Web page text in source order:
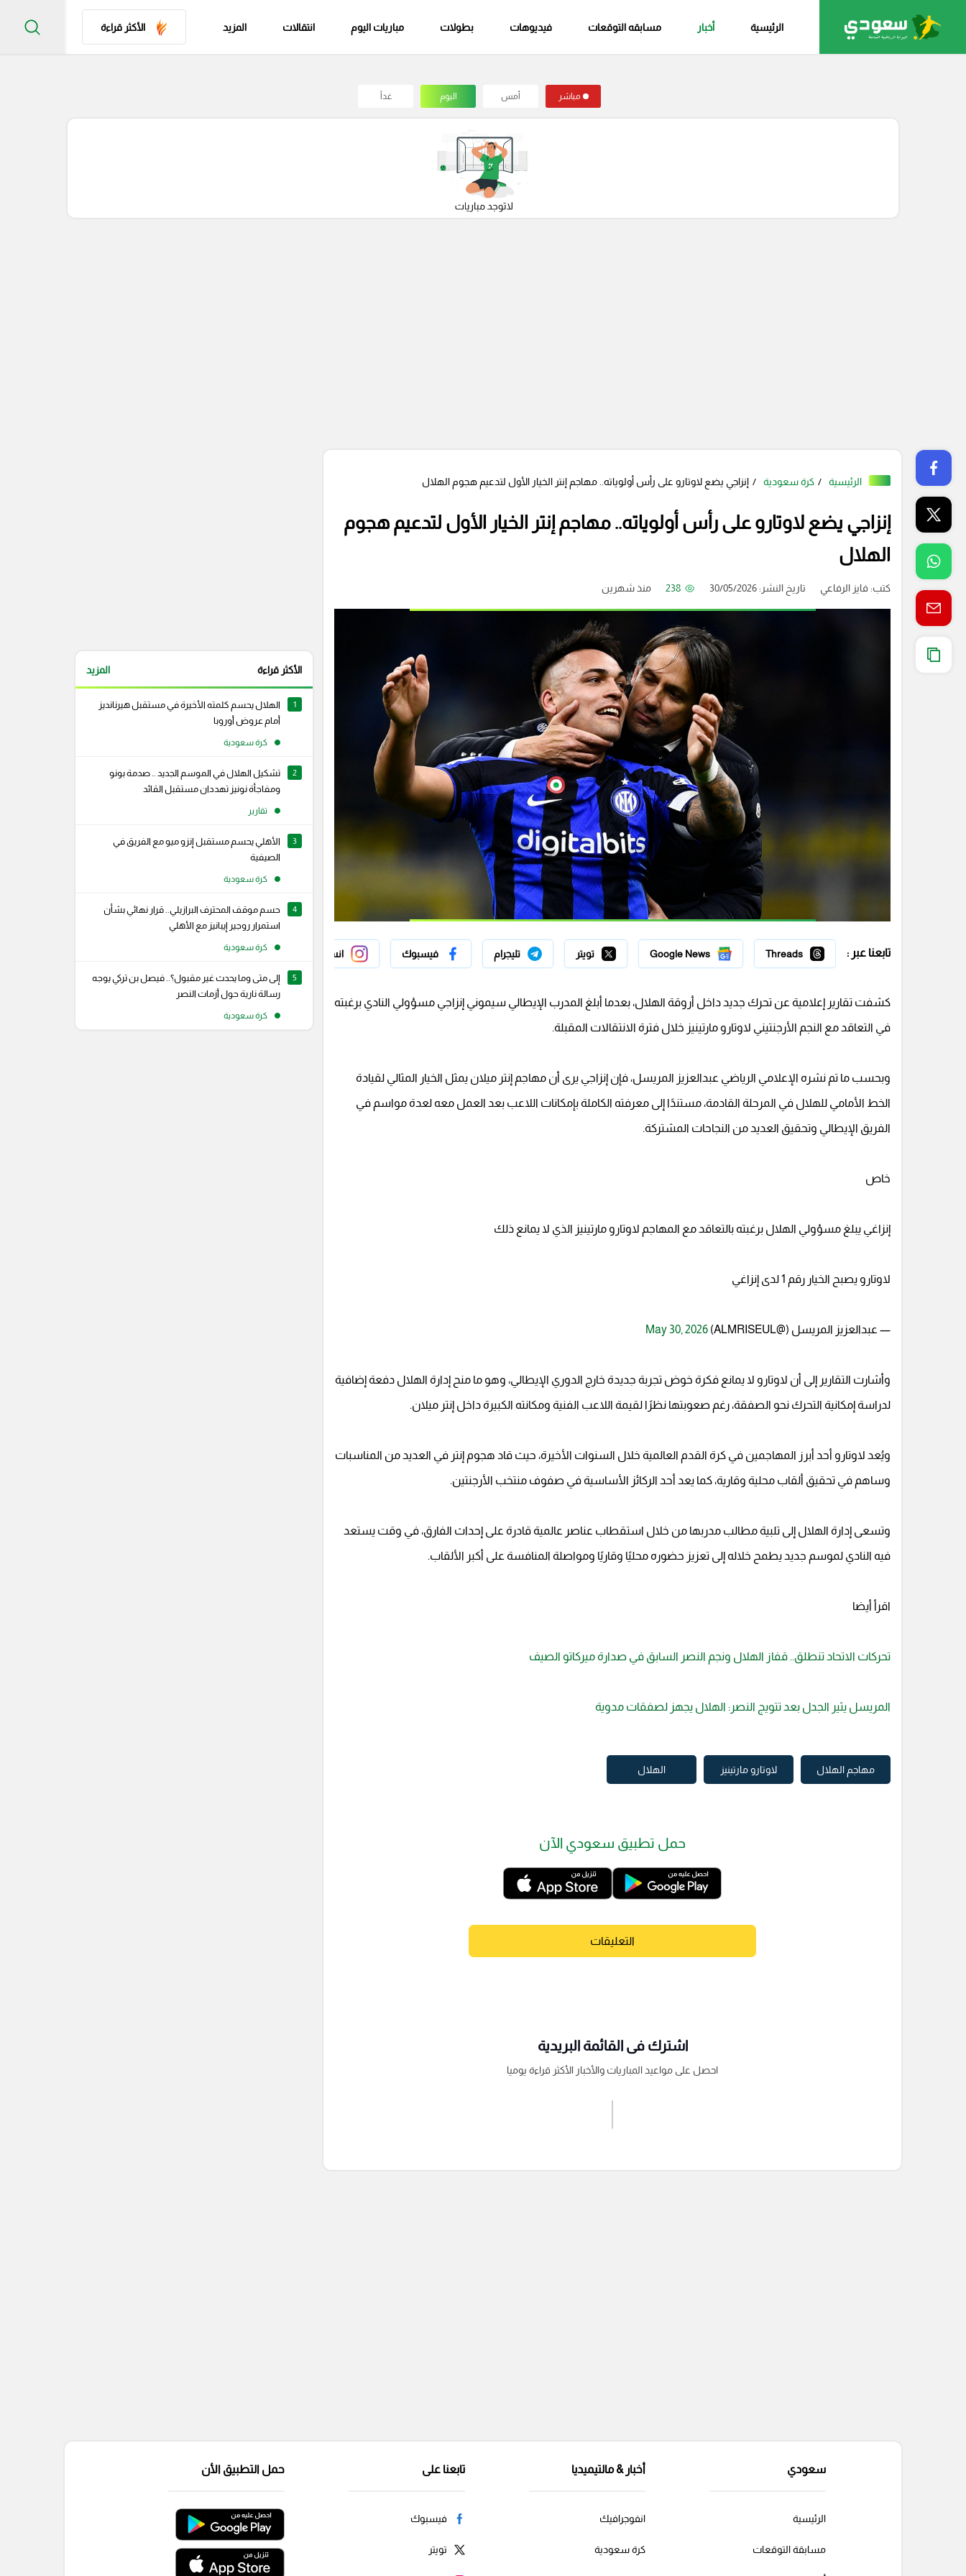
الرئيسية أخبار مسابقه التوقعات فيديوهات بطولات مباريات اليوم انتقالات المزيد الأكثر قراءة
مباشر أمس اليوم غداً
الرئيسية كرة سعودية إنزاجي يضع لاوتارو على رأس أولوياته.. مهاجم إنتر الخيار الأول لتدعيم هجوم الهلال
إنزاجي يضع لاوتارو على رأس أولوياته.. مهاجم إنتر الخيار الأول لتدعيم هجوم
الهلال
كتب: فايز الرفاعي تاريخ النشر: 30/05/2026 238 منذ شهرين
تابعنا عبر : Threads
Google News تويتر تليجرام فيسبوك انستجرام سناب شات
كشفت تقارير إعلامية عن تحرك جديد داخل أروقة الهلال، بعدما أبلغ المدرب الإيطالي سيموني إنزاجي مسؤولي النادي برغبته
في التعاقد مع النجم الأرجنتيني لاوتارو مارتينيز خلال فترة الانتقالات المقبلة.
وبحسب ما تم نشره الإعلامي الرياضي عبدالعزيز المريسل، فإن إنزاجي يرى أن مهاجم إنتر ميلان يمثل الخيار المثالي لقيادة
الخط الأمامي للهلال في المرحلة القادمة، مستندًا إلى معرفته الكاملة بإمكانات اللاعب بعد العمل معه لعدة مواسم في
الفريق الإيطالي وتحقيق العديد من النجاحات المشتركة.
خاص
إنزاغي يبلغ مسؤولي الهلال برغبته بالتعاقد مع المهاجم لاوتارو مارتينيز الذي لا يمانع ذلك
لاوتارو يصبح الخيار رقم 1 لدى إنزاغي
— عبدالعزيز المريسل (@ALMRISEUL) May 30, 2026
وأشارت التقارير إلى أن لاوتارو لا يمانع فكرة خوض تجربة جديدة خارج الدوري الإيطالي، وهو ما منح إدارة الهلال دفعة إضافية
لدراسة إمكانية التحرك نحو الصفقة، رغم صعوبتها نظرًا لقيمة اللاعب الفنية ومكانته الكبيرة داخل إنتر ميلان.
ويُعد لاوتارو أحد أبرز المهاجمين في كرة القدم العالمية خلال السنوات الأخيرة، حيث قاد هجوم إنتر في العديد من المناسبات
وساهم في تحقيق ألقاب محلية وقارية، كما يعد أحد الركائز الأساسية في صفوف منتخب الأرجنتين.
وتسعى إدارة الهلال إلى تلبية مطالب مدربها من خلال استقطاب عناصر عالمية قادرة على إحداث الفارق، في وقت يستعد
فيه النادي لموسم جديد يطمح خلاله إلى تعزيز حضوره محليًا وقاريًا ومواصلة المنافسة على أكبر الألقاب.
اقرأ أيضا
تحركات الاتحاد تنطلق.. قفاز الهلال ونجم النصر السابق في صدارة ميركاتو الصيف
المريسل يثير الجدل بعد تتويج النصر: الهلال يجهز لصفقات مدوية
مهاجم الهلال لاوتارو مارتينيز الهلال
حمل تطبيق سعودي الآن
التعليقات
اشترك فى القائمة البريدية
احصل على مواعيد المباريات والأخبار الأكثر قراءة يوميا
الأكثر قراءة المزيد
1
الهلال يحسم كلمته الأخيرة في مستقبل هيرنانديز
أمام عروض أوروبا
كرة سعودية
2
تشكيل الهلال في الموسم الجديد .. صدمة بونو
ومفاجأة نونيز تهددان مستقبل القائد
تقارير
3
الأهلي يحسم مستقبل إنزو ميو مع الفريق في
الصيفية
كرة سعودية
4
حسم موقف المحترف البرازيلي.. قرار نهائي بشأن
استمرار روجير إيبانيز مع الأهلي
كرة سعودية
5
إلى متى وما يحدث غير مقبول؟.. فيصل بن تركي يوجه
رسالة نارية حول أزمات النصر
كرة سعودية
سعودي
الرئيسية
مسابقة التوقعات
أخبار & مالتيميديا
انفوجرافيك
كرة سعودية
تابعنا على
فيسبوك
تويتر
حمل التطبيق الأن